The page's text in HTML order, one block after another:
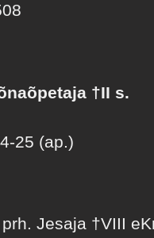
†II s.
25 (ap.)
Jesaja †VIII